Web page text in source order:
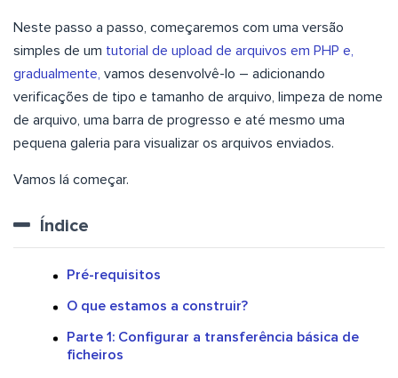
Neste passo a passo, começaremos com uma versão
simples de um tutorial de upload de arquivos em PHP e,
gradualmente, vamos desenvolvê-lo – adicionando
verificações de tipo e tamanho de arquivo, limpeza de nome
de arquivo, uma barra de progresso e até mesmo uma
pequena galeria para visualizar os arquivos enviados.
Vamos lá começar.
Índice
Pré-requisitos
O que estamos a construir?
Parte 1: Configurar a transferência básica de
ficheiros